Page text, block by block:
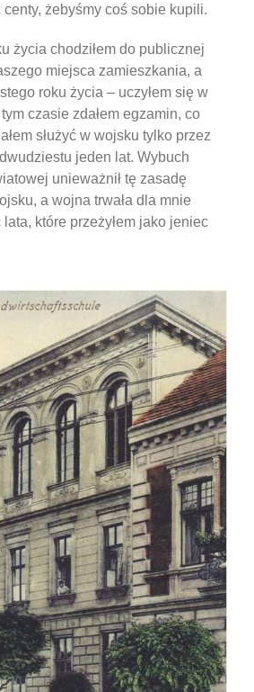
żebyśmy coś sobie kupili.
życia chodziłem do publicznej
miejsca zamieszkania, a
roku życia – uczyłem się w
czasie zdałem egzamin, co
służyć w wojsku tylko przez
jeden lat. Wybuch
unieważnił tę zasadę
a wojna trwała dla mnie
które przeżyłem jako jeniec